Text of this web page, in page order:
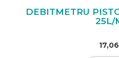
DEBITMETRU
25L/
17,06